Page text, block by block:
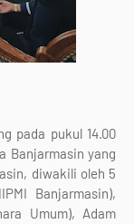
pada pukul 14.00
Banjarmasin yang
diwakili oleh 5
Banjarmasin),
Umum), Adam